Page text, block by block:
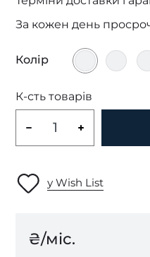
За кожен день
Колір
К-сть товарів
у Wish List
₴/міс.